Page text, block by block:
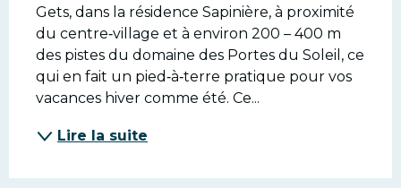
Gets, dans la résidence Sapinière, à proximité
du centre‑village et à environ 200 – 400 m
des pistes du domaine des Portes du Soleil, ce
qui en fait un pied‑à‑terre pratique pour vos
vacances hiver comme été. Ce...
Lire la suite